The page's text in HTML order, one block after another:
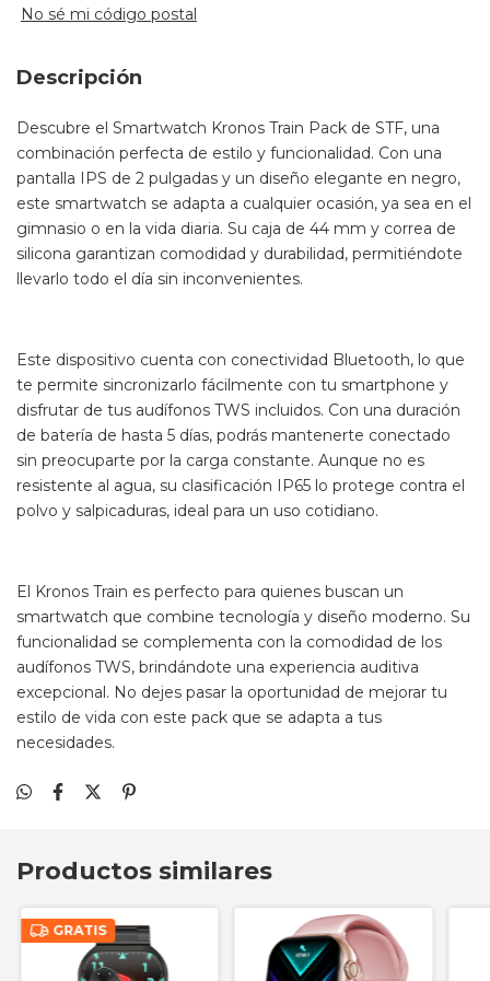
Descubre el Smartwatch Kronos Train Pack de STF, una
combinación perfecta de estilo y funcionalidad. Con una
pantalla IPS de 2 pulgadas y un diseño elegante en negro,
este smartwatch se adapta a cualquier ocasión, ya sea en el
gimnasio o en la vida diaria. Su caja de 44 mm y correa de
silicona garantizan comodidad y durabilidad, permitiéndote
Este dispositivo cuenta con conectividad Bluetooth, lo que
te permite sincronizarlo fácilmente con tu smartphone y
disfrutar de tus audífonos TWS incluidos. Con una duración
de batería de hasta 5 días, podrás mantenerte conectado
sin preocuparte por la carga constante. Aunque no es
resistente al agua, su clasificación IP65 lo protege contra el
El Kronos Train es perfecto para quienes buscan un
smartwatch que combine tecnología y diseño moderno. Su
funcionalidad se complementa con la comodidad de los
audífonos TWS, brindándote una experiencia auditiva
excepcional. No dejes pasar la oportunidad de mejorar tu
estilo de vida con este pack que se adapta a tus
GRATIS